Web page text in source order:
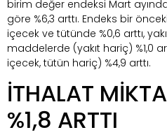
birim değer endeksi Mart ayında
göre %6,3 arttı. Endeks bir
içecek ve tütünde %0,6 arttı,
maddelerde (yakıt hariç) %1,0
içecek, tütün hariç) %4,9 arttı.
İTHALAT
%1,8 ARTTI